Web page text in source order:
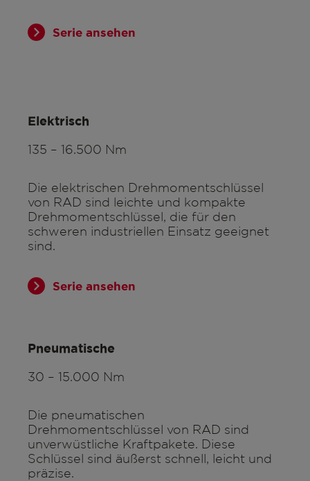
Serie ansehen
Elektrisch
135 – 16.500 Nm
Die elektrischen Drehmomentschlüssel
von RAD sind leichte und kompakte
Drehmomentschlüssel, die für den
schweren industriellen Einsatz geeignet
sind.
Serie ansehen
Pneumatische
30 – 15.000 Nm
Die pneumatischen
Drehmomentschlüssel von RAD sind
unverwüstliche Kraftpakete. Diese
Schlüssel sind äußerst schnell, leicht und
präzise.